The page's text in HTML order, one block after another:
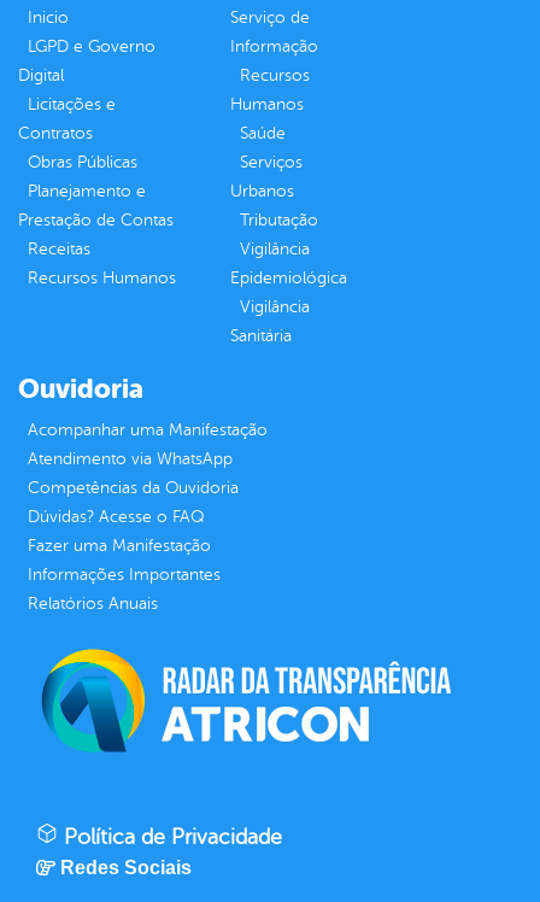
Inicio
LGPD e Governo
Digital
Licitações e
Contratos
Obras Públicas
Planejamento e
Prestação de Contas
Receitas
Recursos Humanos
Serviço de
Informação
Recursos
Humanos
Saúde
Serviços
Urbanos
Tributação
Vigilância
Epidemiológica
Vigilância
Sanitária
Ouvidoria
Acompanhar uma Manifestação
Atendimento via WhatsApp
Competências da Ouvidoria
Dúvidas? Acesse o FAQ
Fazer uma Manifestação
Informações Importantes
Relatórios Anuais
Política de Privacidade
Redes Sociais